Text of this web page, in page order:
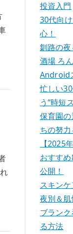
投資入門
30代向
心！
釧路の
酒場 ろ
Android
忙しい
う“時短
保育園
ちの努
【2025
おすす
公開！
スキン
夜別＆
ブラン
る方法